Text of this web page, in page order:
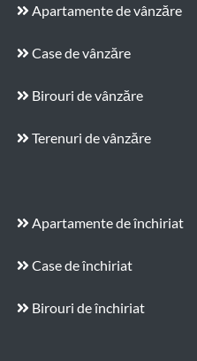
Apartamente de vânzăre
Case de vânzăre
Birouri de vânzăre
Terenuri de vânzăre
Apartamente de închiriat
Case de închiriat
Birouri de închiriat